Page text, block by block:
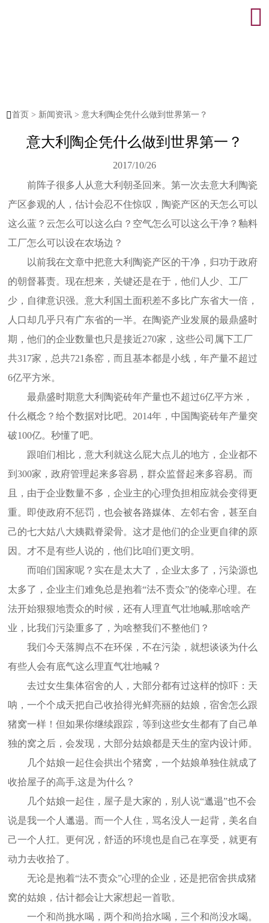

首页 > 新闻资讯 > 意大利陶企凭什么做到世界第一？
意大利陶企凭什么做到世界第一？
2017/10/26
前阵子很多人从意大利朝圣回来。第一次去意大利陶瓷
产区参观的人，估计会忍不住惊叹，陶瓷产区的天怎么可以
这么蓝？云怎么可以这么白？空气怎么可以这么干净？釉料
工厂怎么可以设在农场边？
以前我在文章中把意大利陶瓷产区的干净，归功于政府
的朝督暮责。现在想来，关键还是在于，他们人少、工厂
少，自律意识强。意大利国土面积差不多比广东省大一倍，
人口却几乎只有广东省的一半。在陶瓷产业发展的最鼎盛时
期，他们的企业数量也只是接近270家，这些公司属下工厂
共317家，总共721条窑，而且基本都是小线，年产量不超过
6亿平方米。
最鼎盛时期意大利陶瓷砖年产量也不超过6亿平方米，
什么概念？给个数据对比吧。2014年，中国陶瓷砖年产量突
破100亿。秒懂了吧。
跟咱们相比，意大利就这么屁大点儿的地方，企业都不
到300家，政府管理起来多容易，群众监督起来多容易。而
且，由于企业数量不多，企业主的心理负担相应就会变得更
重。即使政府不惩罚，也会被各路媒体、左邻右舍，甚至自
己的七大姑八大姨戳脊梁骨。这才是他们的企业更自律的原
因。才不是有些人说的，他们比咱们更文明。
而咱们国家呢？实在是太大了，企业太多了，污染源也
太多了，企业主们难免总是抱着“法不责众”的侥幸心理。在
法开始狠狠地责众的时候，还有人理直气壮地喊,那啥啥产
业，比我们污染重多了，为啥整我们不整他们？
我们今天落脚点不在环保，不在污染，就想谈谈为什么
有些人会有底气这么理直气壮地喊？
去过女生集体宿舍的人，大部分都有过这样的惊吓：天
呐，一个个成天把自己收拾得光鲜亮丽的姑娘，宿舍怎么跟
猪窝一样！但如果你继续跟踪，等到这些女生都有了自己单
独的窝之后，会发现，大部分姑娘都是天生的室内设计师。
几个姑娘一起住会拱出个猪窝，一个姑娘单独住就成了
收拾屋子的高手,这是为什么？
几个姑娘一起住，屋子是大家的，别人说“邋遢”也不会
说是我一个人邋遢。而一个人住，骂名没人一起背，美名自
己一个人扛。更何况，舒适的环境也是自己在享受，就更有
动力去收拾了。
无论是抱着“法不责众”心理的企业，还是把宿舍拱成猪
窝的姑娘，估计都会让大家想起一首歌。
一个和尚挑水喝，两个和尚抬水喝，三个和尚没水喝。